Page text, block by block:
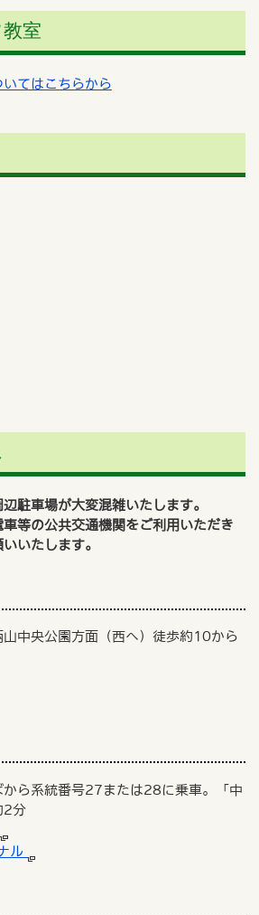
室
てはこちらから
駐車場が大変混雑いたします。
等の公共交通機関をご利用いただき
いたします。
中央公園方面（西へ）徒歩約10から
から系統番号27または28に乗車。「中
2分
ル